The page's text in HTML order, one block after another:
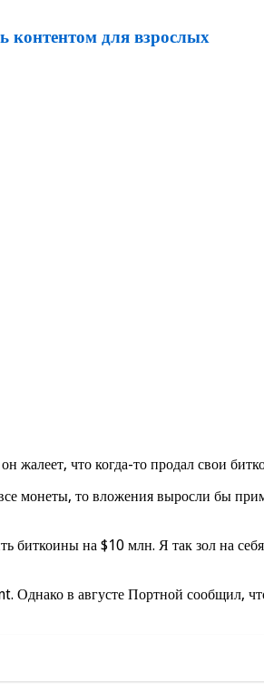
контентом для взрослых
что когда-то продал свои
монеты, то вложения выросли бы
на $10 млн. Я так зол на
в августе Портной сообщил,